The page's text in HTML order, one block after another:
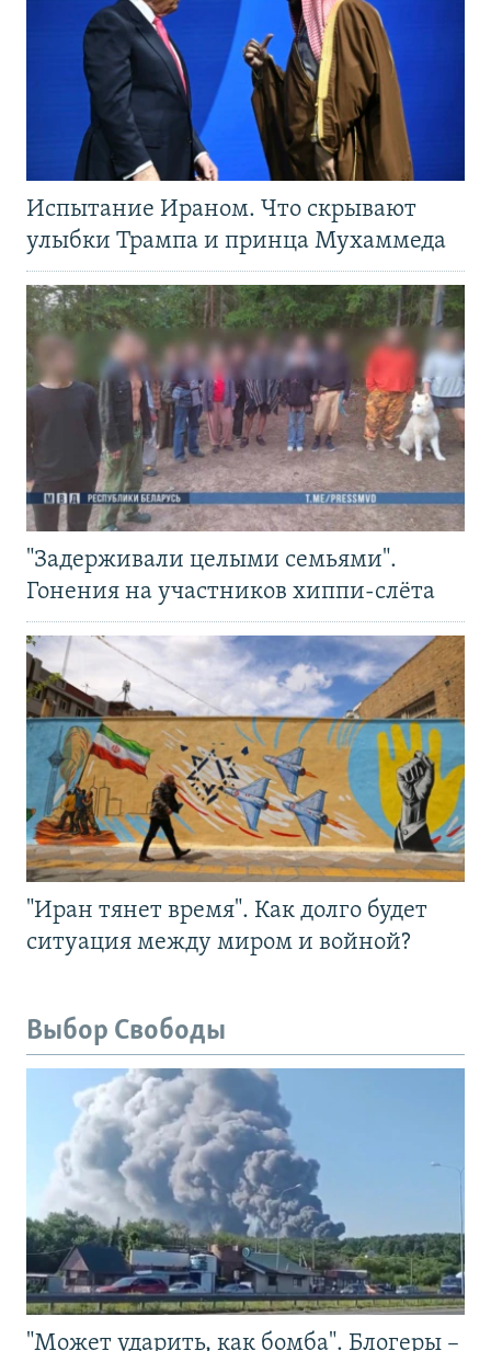
Испытание Ираном. Что скрывают
улыбки Трампа и принца Мухаммеда
"Задерживали целыми семьями".
Гонения на участников хиппи-слёта
"Иран тянет время". Как долго будет
ситуация между миром и войной?
Выбор Свободы
"Может ударить, как бомба". Блогеры –